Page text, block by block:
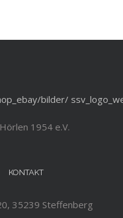
Hörlen 1954 e.V.
KONTAKT
35239 Steffenberg